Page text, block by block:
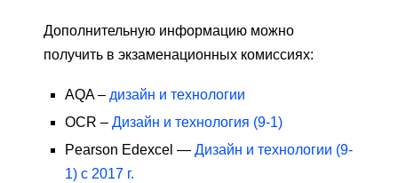
Дополнительную информацию можно
получить в экзаменационных комиссиях:
AQA – дизайн и технологии
OCR – Дизайн и технология (9-1)
Pearson Edexcel — Дизайн и технологии (9-
1) с 2017 г.